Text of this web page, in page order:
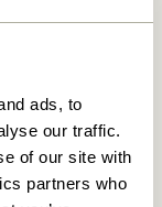
ads, to
our traffic.
of our site with
partners who